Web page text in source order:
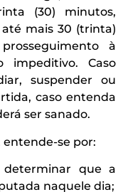
(30) minutos,
até mais 30 (trinta)
à
impeditivo. Caso
suspender ou
caso entenda
ser sanado.
entende-se por:
que a
naquele dia;